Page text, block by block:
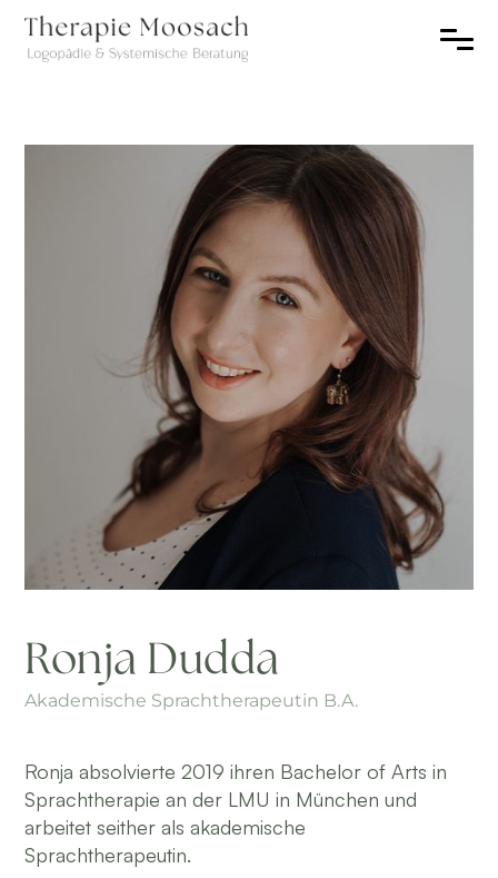
Ronja Dudda
Akademische Sprachtherapeutin B.A.
Ronja absolvierte 2019 ihren Bachelor of Arts in
Sprachtherapie an der LMU in München und
arbeitet seither als akademische
Sprachtherapeutin.